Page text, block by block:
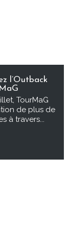
l’Outback
TourMaG
de plus de
à travers...